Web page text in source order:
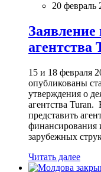
20 февраль
агентства
15 и 18 февраля
опубликованы
утверждения о
агентства Turan.
представить
финансирования
зарубежных
Читать далее